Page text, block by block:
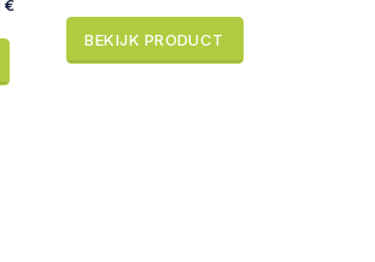
€
BEKIJK PRODUCT